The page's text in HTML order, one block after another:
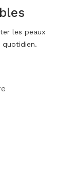
les peaux
quotidien.